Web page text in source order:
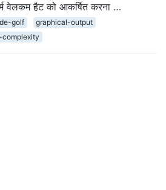
वेलकम हैट को आकर्षित करना …
golf
graphical-output